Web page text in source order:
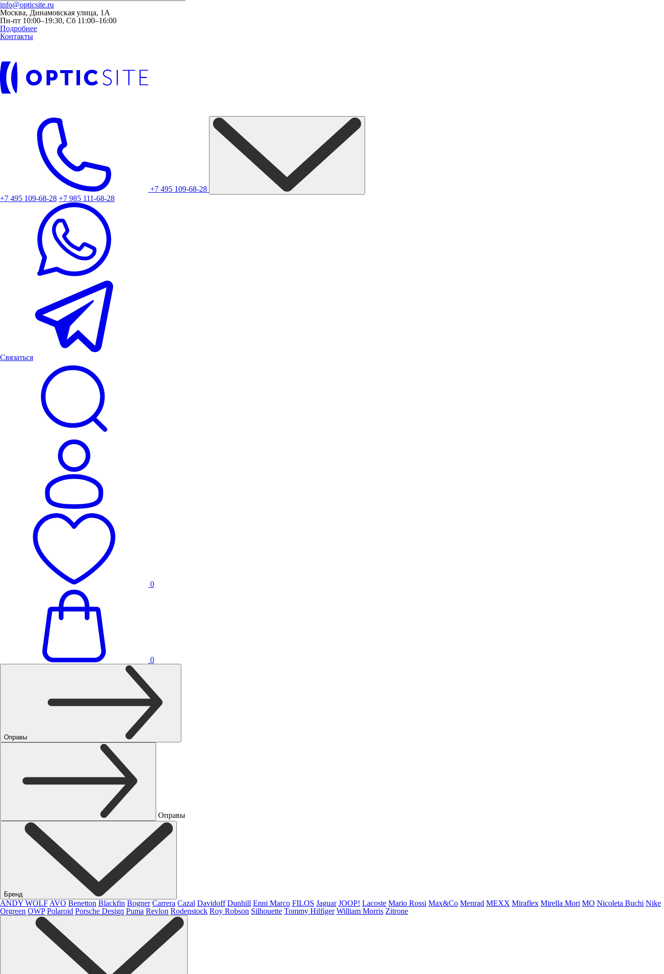
info@opticsite.ru
Москва, Динамовская улица, 1А
Пн-пт 10:00–19:30, Сб 11:00–16:00
Подробнее
Контакты
+7 495 109-68-28
+7 495 109-68-28 +7 985 111-68-28
Связаться
0
0
Оправы
Оправы
Бренд
ANDY WOLF AVO Benetton Blackfin Bogner Carrera Cazal Davidoff Dunhill Enni Marco FILOS Jaguar JOOP! Lacoste Mario Rossi Max&Co Menrad MEXX Miraflex Mirella Mori MO Nicoleta Buchi Nike
Orgreen OWP Polaroid Porsche Design Puma Revlon Rodenstock Roy Robson Silhouette Tommy Hilfiger William Morris Zitrone